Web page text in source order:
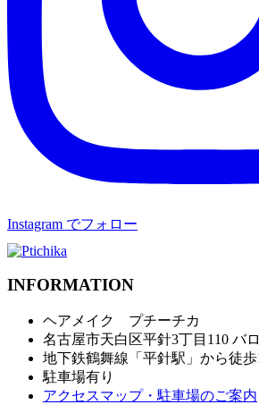
Instagram でフォロー
INFORMATION
ヘアメイク プチーチカ
名古屋市天白区平針3丁目110 バ
地下鉄鶴舞線「平針駅」から徒歩
駐車場有り
アクセスマップ・駐車場のご案内